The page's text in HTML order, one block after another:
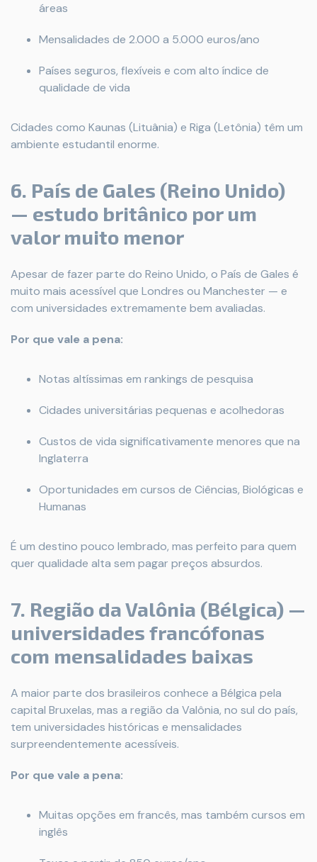
áreas
Mensalidades de 2.000 a 5.000 euros/ano
Países seguros, flexíveis e com alto índice de
qualidade de vida
Cidades como Kaunas (Lituânia) e Riga (Letônia) têm um
ambiente estudantil enorme.
6. País de Gales (Reino Unido)
— estudo britânico por um
valor muito menor
Apesar de fazer parte do Reino Unido, o País de Gales é
muito mais acessível que Londres ou Manchester — e
com universidades extremamente bem avaliadas.
Por que vale a pena:
Notas altíssimas em rankings de pesquisa
Cidades universitárias pequenas e acolhedoras
Custos de vida significativamente menores que na
Inglaterra
Oportunidades em cursos de Ciências, Biológicas e
Humanas
É um destino pouco lembrado, mas perfeito para quem
quer qualidade alta sem pagar preços absurdos.
7. Região da Valônia (Bélgica) —
universidades francófonas
com mensalidades baixas
A maior parte dos brasileiros conhece a Bélgica pela
capital Bruxelas, mas a região da Valônia, no sul do país,
tem universidades históricas e mensalidades
surpreendentemente acessíveis.
Por que vale a pena:
Muitas opções em francês, mas também cursos em
inglês